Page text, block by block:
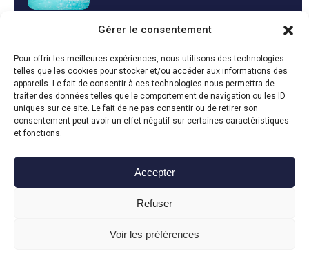
Gérer le consentement
Pour offrir les meilleures expériences, nous utilisons des technologies
telles que les cookies pour stocker et/ou accéder aux informations des
appareils. Le fait de consentir à ces technologies nous permettra de
traiter des données telles que le comportement de navigation ou les ID
uniques sur ce site. Le fait de ne pas consentir ou de retirer son
consentement peut avoir un effet négatif sur certaines caractéristiques
et fonctions.
Accepter
Refuser
Voir les préférences
Bons Plans Voyage : Économisez sur vos
Vacances avec Toody
13 décembre 2024 Bon plans
Toody © 2024
Mentions légales
Politique de cookies